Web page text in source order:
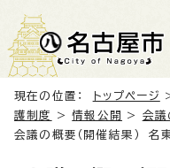
現在の位置： トップページ
護制度
>情報公開 > 会議
会議の概要（開催結果） 名